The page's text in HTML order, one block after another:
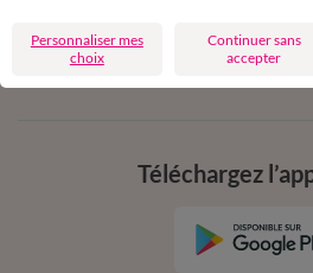
Téléchargez
Personnaliser mes
choix
Continuer sans
accepter